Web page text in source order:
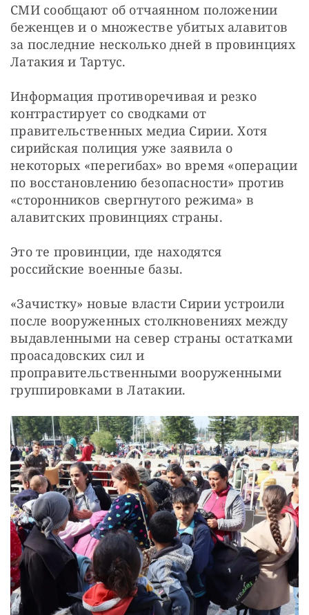
СМИ сообщают об отчаянном положении
беженцев и о множестве убитых алавитов
за последние несколько дней в провинциях
Латакия и Тартус.
Информация противоречивая и резко
контрастирует со сводками от
правительственных медиа Сирии. Хотя
сирийская полиция уже заявила о
некоторых «перегибах» во время «операции
по восстановлению безопасности» против
«сторонников свергнутого режима» в
алавитских провинциях страны.
Это те провинции, где находятся
российские военные базы.
«Зачистку» новые власти Сирии устроили
после вооруженных столкновениях между
выдавленными на север страны остатками
проасадовских сил и
проправительственными вооруженными
группировками в Латакии.